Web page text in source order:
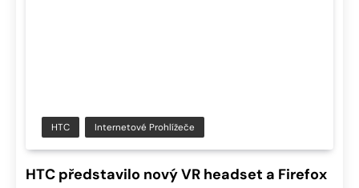
HTC Internetové Prohlížeče
HTC představilo nový VR headset a Firefox